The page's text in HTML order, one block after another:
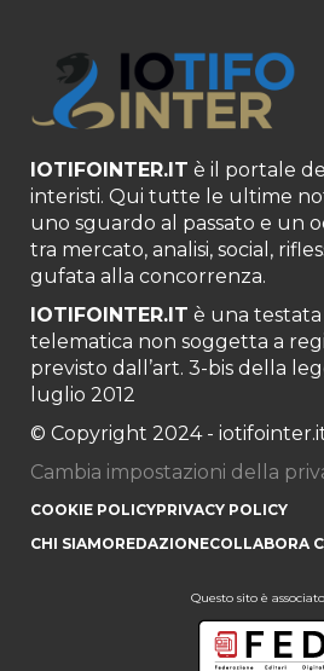
IOTIFOINTER.IT è il portale
interisti. Qui tutte le ultime
uno sguardo al passato e un
tra mercato, analisi, social,
gufata alla concorrenza.
IOTIFOINTER.IT è una
telematica non soggetta a
previsto dall’art. 3-bis della
luglio 2012
© Copyright 2024 -
Cambia impostazioni della
COOKIE POLICYPRIVACY POLICY
CHI SIAMOREDAZIONECOLLABORA
Questo sito è